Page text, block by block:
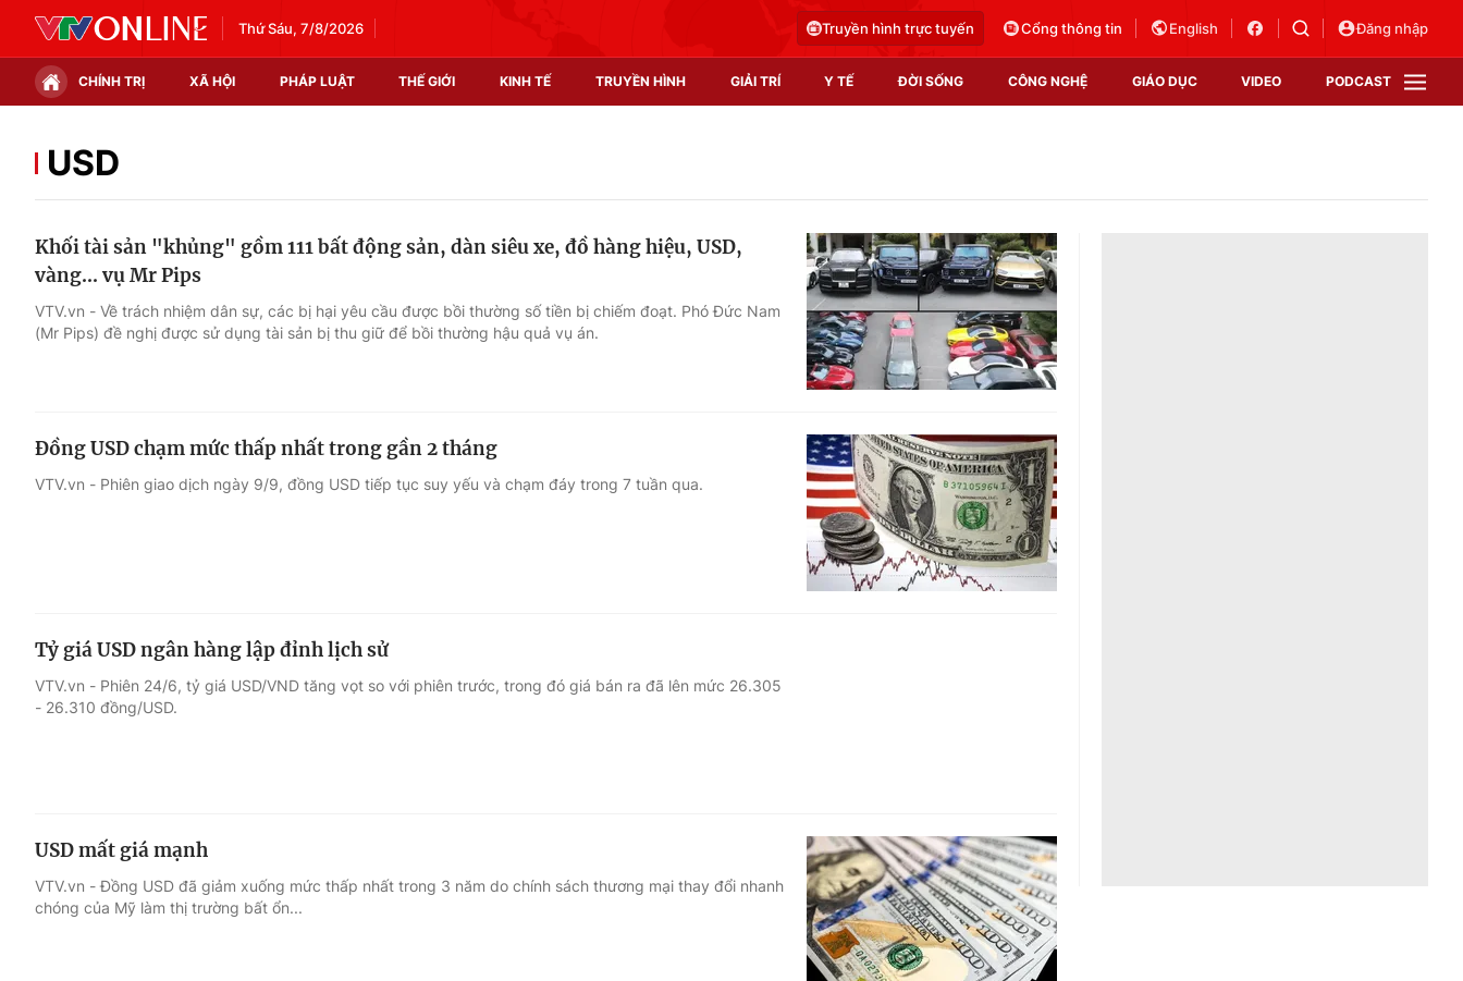
Thứ Sáu, 7/8/2026 Truyền hình trực tuyến Cổng thông tin English Đăng nhập
CHÍNH TRỊ XÃ HỘI PHÁP LUẬT THẾ GIỚI KINH TẾ TRUYỀN HÌNH GIẢI TRÍ Y TẾ ĐỜI SỐNG CÔNG NGHỆ GIÁO DỤC VIDEO PODCAST
Chính trị
Tin tức
Thế giới đó đây
Câu chuyện quốc tế
Thị trường
Góc doanh nghiệp
Hậu trường
Video
Shorts video
Podcast
EMagazine
Photo
Infographic
Góc ảnh
Điện ảnh
Âm nhạc
Sao
Du lịch
Làm đẹp
Học trực tuyến
Công nghệ
VTV Sức khoẻ
USD
Khối tài sản "khủng" gồm 111 bất động sản, dàn siêu xe, đồ hàng hiệu, USD,
vàng... vụ Mr Pips
VTV.vn - Về trách nhiệm dân sự, các bị hại yêu cầu được bồi thường số tiền bị chiếm đoạt. Phó Đức Nam
(Mr Pips) đề nghị được sử dụng tài sản bị thu giữ để bồi thường hậu quả vụ án.
Đồng USD chạm mức thấp nhất trong gần 2 tháng
VTV.vn - Phiên giao dịch ngày 9/9, đồng USD tiếp tục suy yếu và chạm đáy trong 7 tuần qua.
Tỷ giá USD ngân hàng lập đỉnh lịch sử
VTV.vn - Phiên 24/6, tỷ giá USD/VND tăng vọt so với phiên trước, trong đó giá bán ra đã lên mức 26.305
- 26.310 đồng/USD.
USD mất giá mạnh
VTV.vn - Đồng USD đã giảm xuống mức thấp nhất trong 3 năm do chính sách thương mại thay đổi nhanh
chóng của Mỹ làm thị trường bất ổn...